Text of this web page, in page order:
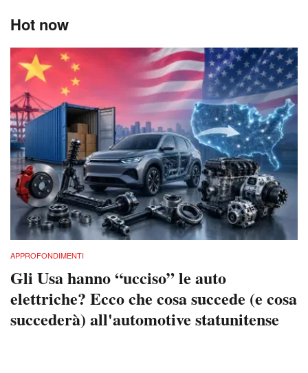
Hot now
APPROFONDIMENTI
Gli Usa hanno “ucciso” le auto
elettriche? Ecco che cosa succede (e cosa
succederà) all'automotive statunitense